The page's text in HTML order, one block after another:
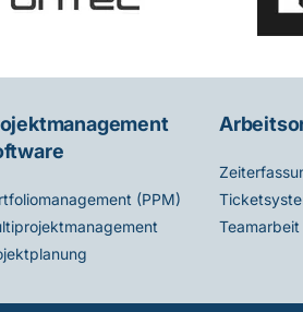
(PPM)
Teamarbeit